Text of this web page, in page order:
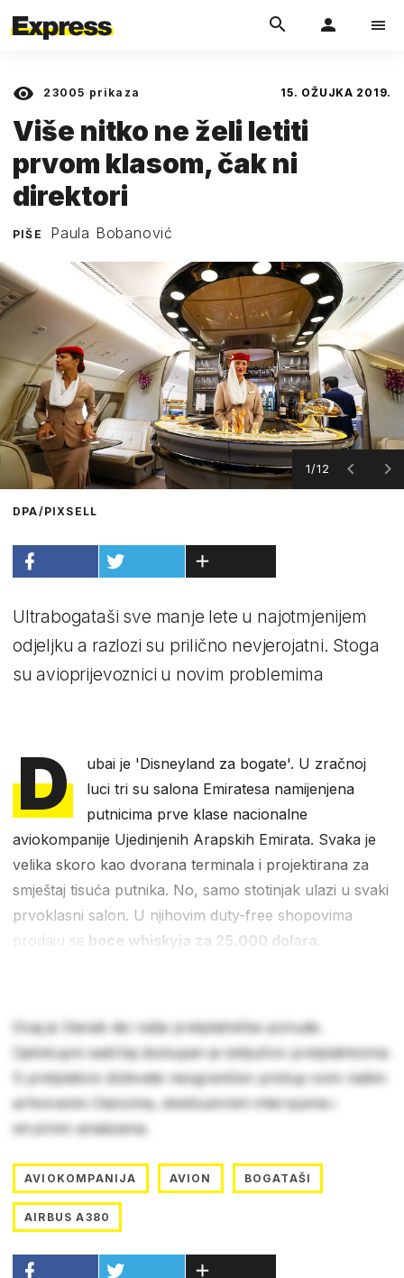
23005 prikaza 15. OŽUJKA 2019.
Više nitko ne želi letiti
prvom klasom, čak ni
direktori
PIŠE Paula Bobanović
1/12
DPA/PIXSELL
Ultrabogataši sve manje lete u najotmjenijem
odjeljku a razlozi su prilično nevjerojatni. Stoga
su avioprijevoznici u novim problemima
D
ubai je 'Disneyland za bogate'. U zračnoj
luci tri su salona Emiratesa namijenjena
putnicima prve klase nacionalne
aviokompanije Ujedinjenih Arapskih Emirata. Svaka je
velika skoro kao dvorana terminala i projektirana za
smještaj tisuća putnika. No, samo stotinjak ulazi u svaki
prvoklasni salon. U njihovim duty-free shopovima
prodaju se boce whiskyja za 25.000 dolara.
Ovaj je članak dio naše pretplatničke ponude.
Cjelokupni sadržaj dostupan je isključivo pretplatnicima.
S pretplatom dobivate neograničen pristup svim našim
arhiviranim člancima, ekskluzivnim intervjuima i
stručnim analizama.
AVIOKOMPANIJA AVION BOGATAŠI
AIRBUS A380